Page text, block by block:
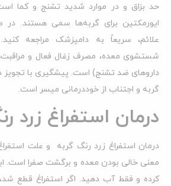
حد بزاق و در موارد شدید تشنج و کما
ایورمکتین برای گربه‌ها سمی هستند.
علائم، سریعاً به دامپزشک مراجعه
شستشوی معده، مصرف زغال فعال و
داروهای ضد تشنج) است. پیشگیری با
گربه و اجتناب از خوددرمانی میسر است.
درمان استفراغ زرد
درمان استفراغ زرد رنگ گربه و علت
کرده و فقط آب دهید. اگر استفراغ قطع